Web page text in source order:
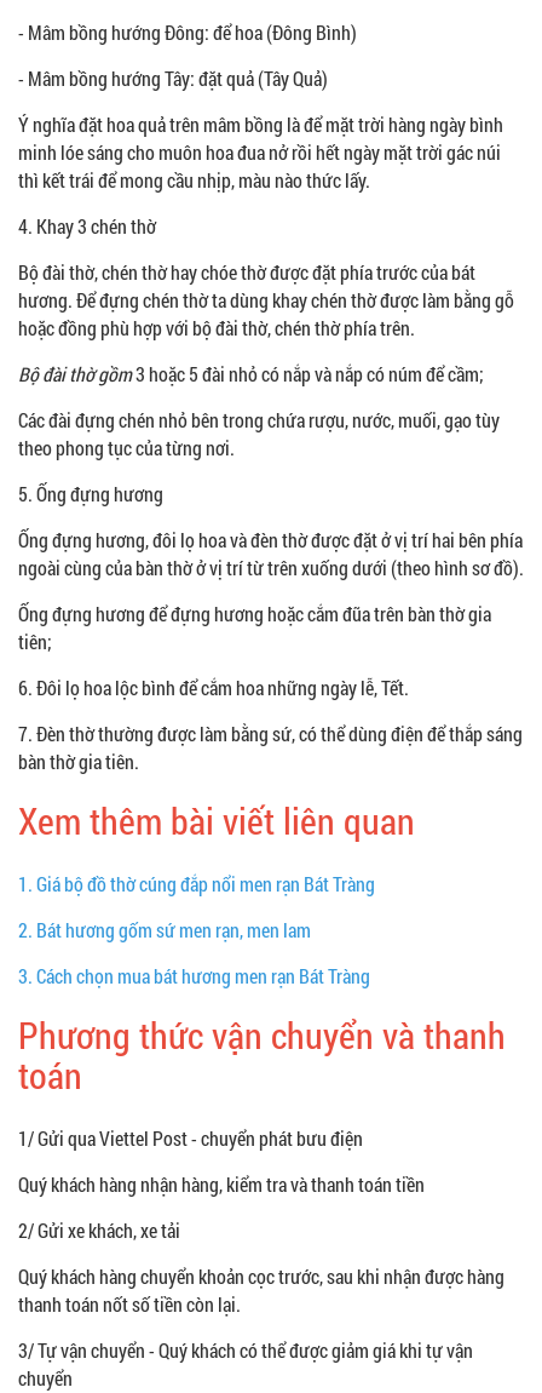
- Mâm bồng hướng Đông: để hoa (Đông Bình)
- Mâm bồng hướng Tây: đặt quả (Tây Quả)
Ý nghĩa đặt hoa quả trên mâm bồng là để mặt trời hàng ngày bình
minh lóe sáng cho muôn hoa đua nở rồi hết ngày mặt trời gác núi
thì kết trái để mong cầu nhịp, màu nào thức lấy.
4. Khay 3 chén thờ
Bộ đài thờ, chén thờ hay chóe thờ được đặt phía trước của bát
hương. Để đựng chén thờ ta dùng khay chén thờ được làm bằng gỗ
hoặc đồng phù hợp với bộ đài thờ, chén thờ phía trên.
Bộ đài thờ gồm3 hoặc 5 đài nhỏ có nắp và nắp có núm để cầm;
Các đài đựng chén nhỏ bên trong chứa rượu, nước, muối, gạo tùy
theo phong tục của từng nơi.
5. Ống đựng hương
Ống đựng hương, đôi lọ hoa và đèn thờ được đặt ở vị trí hai bên phía
ngoài cùng của bàn thờ ở vị trí từ trên xuống dưới (theo hình sơ đồ).
Ống đựng hương để đựng hương hoặc cắm đũa trên bàn thờ gia
tiên;
6. Đôi lọ hoa lộc bình để cắm hoa những ngày lễ, Tết.
7. Đèn thờ thường được làm bằng sứ, có thể dùng điện để thắp sáng
bàn thờ gia tiên.
Xem thêm bài viết liên quan
1.Giá bộ đồ thờ cúng đắp nổi men rạn Bát Tràng
2. Bát hương gốm sứ men rạn, men lam
3.Cách chọn mua bát hương men rạn Bát Tràng
Phương thức vận chuyển và thanh
toán
1/ Gửi qua Viettel Post - chuyển phát bưu điện
Quý khách hàng nhận hàng, kiểm tra và thanh toán tiền
2/ Gửi xe khách, xe tải
Quý khách hàng chuyển khoản cọc trước, sau khi nhận được hàng
thanh toán nốt số tiền còn lại.
3/ Tự vận chuyển - Quý khách có thể được giảm giá khi tự vận
chuyển